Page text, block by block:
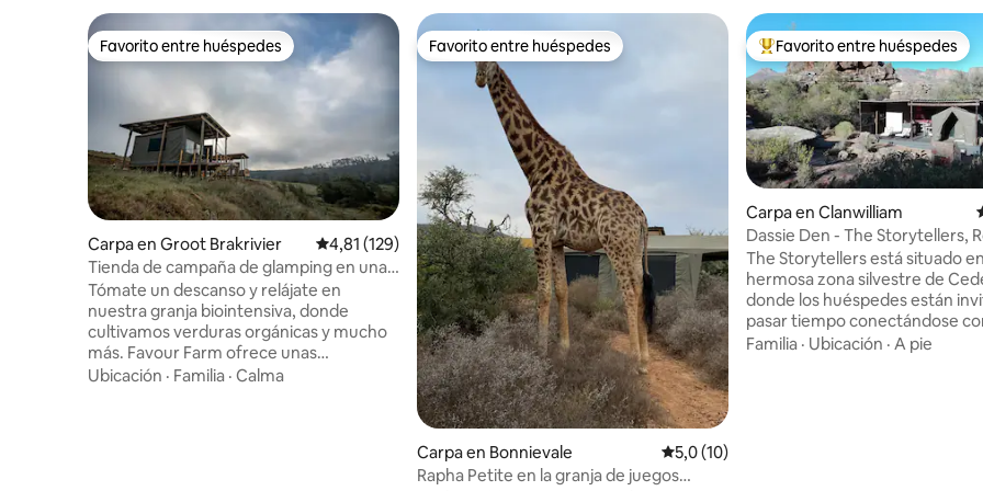
Favorito entre huéspedes
Favorito entre huéspedes
Carpa en Groot Brakrivier Calificación promedio: 4,81 de 5. 129 evaluaciones
4,81 (129)
Tienda de campaña de glamping en una
granja 1
Tómate un descanso y relájate en
nuestra granja biointensiva, donde
cultivamos verduras orgánicas y mucho
más. Favour Farm ofrece unas
vacaciones en la Ruta del Jardín del Cabo
Ubicación · Familia · Calma
Favorito entre huéspedes
Favorito entre huéspedes
Carpa en Bonnievale Calificación promedio: 5,0 de 5. 10
5,0 (10)
Rapha Petite en la granja de juegos
Favorito entre los huéspedes
Favorito entre huéspedes
Carpa en Clanwilliam
Dassie Den - The Storytellers,
(Cabaña de Dassie)
The Storytellers está situado
hermosa zona silvestre de
donde los huéspedes están
pasar tiempo conectándose
naturaleza. Ofrecemos: alojamiento
Familia · Ubicación · A pie